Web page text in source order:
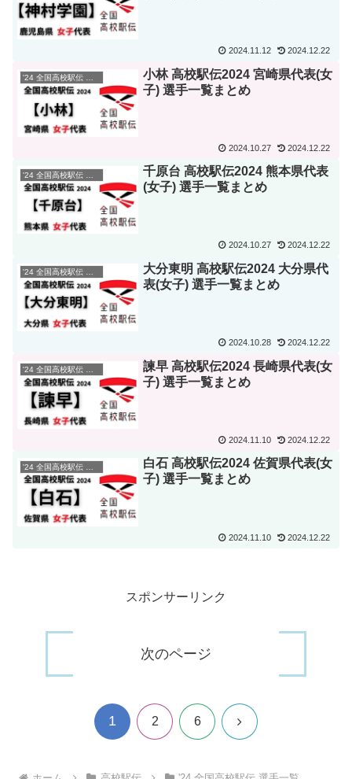
2024.11.12 2024.12.22
小林 高校駅伝2024 宮崎県代表(女
子) 選手一覧まとめ
2024.10.27 2024.12.22
千原台 高校駅伝2024 熊本県代表
(女子) 選手一覧まとめ
2024.10.27 2024.12.22
'24 全国高校駅伝 選手一覧
大分東明 高校駅伝2024 大分県代
表(女子) 選手一覧まとめ
2024.10.28 2024.12.22
諫早 高校駅伝2024 長崎県代表(女
子) 選手一覧まとめ
2024.11.10 2024.12.22
白石 高校駅伝2024 佐賀県代表(女
子) 選手一覧まとめ
2024.11.10 2024.12.22
スポンサーリンク
次のページ
1 2 6 次